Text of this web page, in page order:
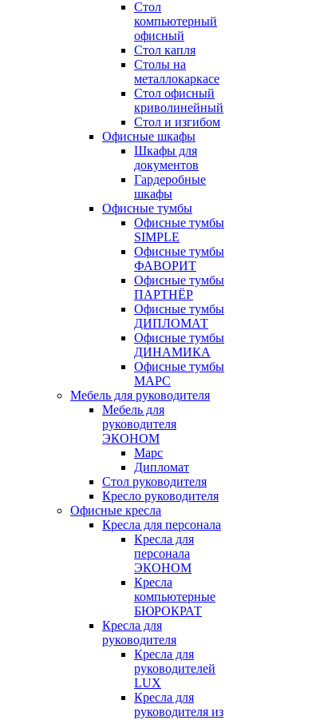
Стол
компьютерный
офисный
Стол капля
Столы на
металлокаркасе
Стол офисный
криволинейный
Стол и изгибом
Офисные шкафы
Шкафы для
документов
Гардеробные
шкафы
Офисные тумбы
Офисные тумбы
SIMPLE
Офисные тумбы
ФАВОРИТ
Офисные тумбы
ПАРТНЁР
Офисные тумбы
ДИПЛОМАТ
Офисные тумбы
ДИНАМИКА
Офисные тумбы
МАРС
Мебель для руководителя
Мебель для
руководителя
ЭКОНОМ
Марс
Дипломат
Стол руководителя
Кресло руководителя
Офисные кресла
Кресла для персонала
Кресла для
персонала
ЭКОНОМ
Кресла
компьютерные
БЮРОКРАТ
Кресла для
руководителя
Кресла для
руководителей
LUX
Кресла для
руководителя из